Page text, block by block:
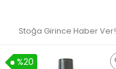
Stoğa Girince Haber Ver!
%20